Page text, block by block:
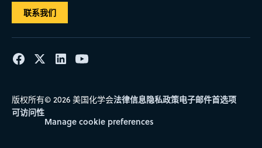
联系我们
版权所有© 2026 美国化学会法律信息隐私政策电子邮件首选项
可访问性
Manage cookie preferences